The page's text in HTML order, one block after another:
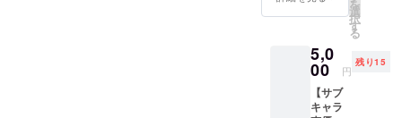
ださ
い！
例:LINE
、メー
ル、
行分
を、あ
声で収
録して
いただ
き、
ゲーム
を
選
択
す
る
5,0
00 円
残り15
【サブ
キャラ